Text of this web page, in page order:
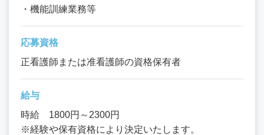
・機能訓練業務等
応募資格
正看護師または准看護師の資格保有者
給与
時給 1800円～2300円
※経験や保有資格により決定いたします。